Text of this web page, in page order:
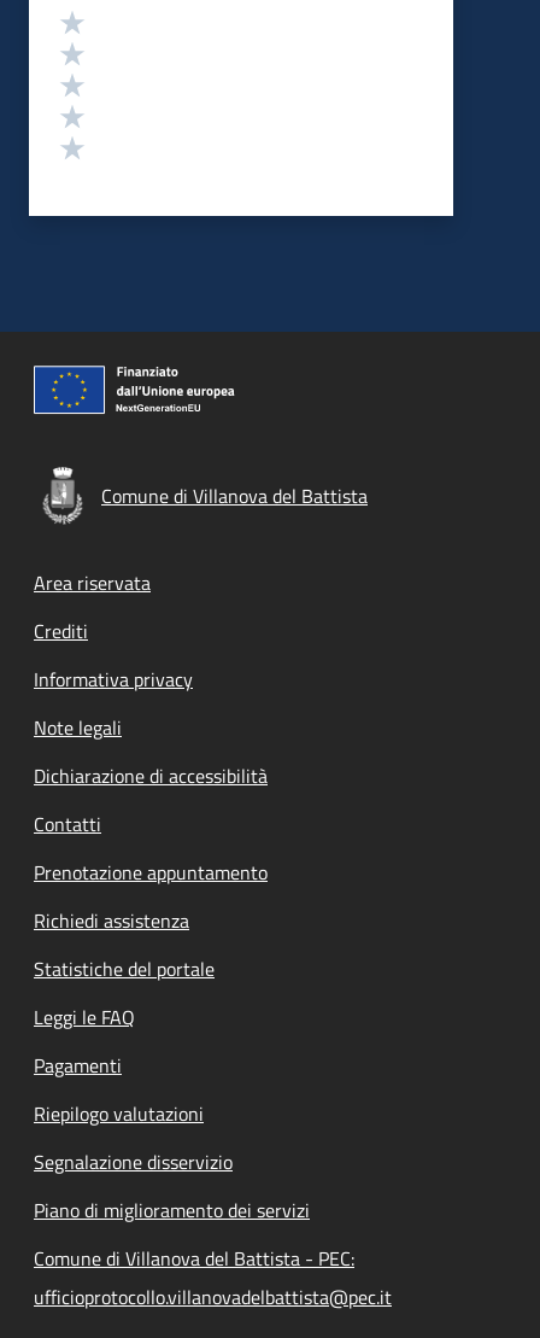
Valutazione
Comune di Villanova del Battista
Footer menu
Area riservata
Crediti
Informativa privacy
Note legali
Dichiarazione di accessibilità
Contatti
Prenotazione appuntamento
Richiedi assistenza
Statistiche del portale
Leggi le FAQ
Pagamenti
Riepilogo valutazioni
Segnalazione disservizio
Piano di miglioramento dei servizi
Comune di Villanova del Battista - PEC:
ufficioprotocollo.villanovadelbattista@pec.it